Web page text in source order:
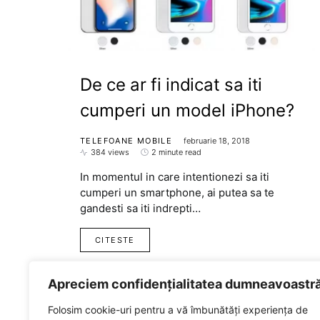
Apreciem confidențialitatea
Folosim cookie-uri pentru a vă îmbunătăți experiența de
De ce ar fi indicat sa iti
cumperi un model iPhone?
TELEFOANE MOBILE
februarie 18, 2018
384 views
2 minute read
In momentul in care intentionezi sa iti
cumperi un smartphone, ai putea sa te
gandesti sa iti indrepti…
CITESTE